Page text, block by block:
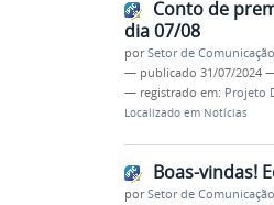
Conto de
dia 07/08
porSetor de Comunicação
— publicado 31/07/2024
— registrado em: Projeto
Localizado em Notícias
Boas-vindas!
porSetor de Comunicação